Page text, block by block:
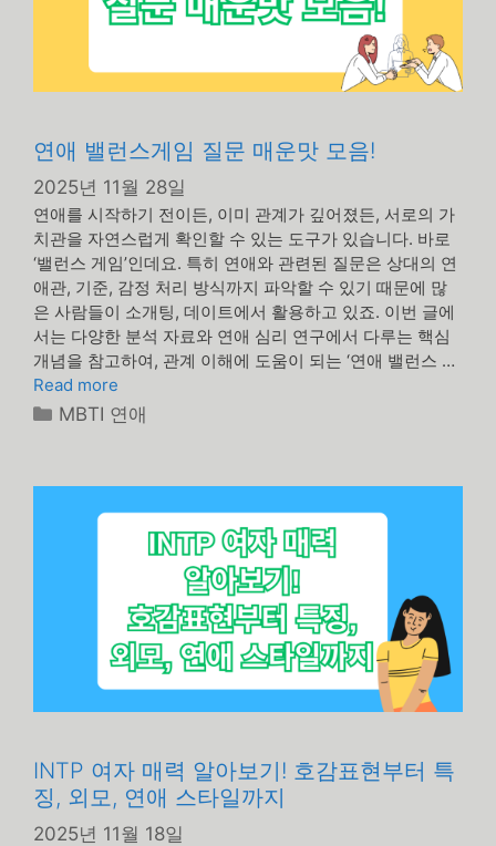
연애 밸런스게임 질문 매운맛 모음!
2025년 11월 28일
연애를 시작하기 전이든, 이미 관계가 깊어졌든, 서로의 가
치관을 자연스럽게 확인할 수 있는 도구가 있습니다. 바로
‘밸런스 게임’인데요. 특히 연애와 관련된 질문은 상대의 연
애관, 기준, 감정 처리 방식까지 파악할 수 있기 때문에 많
은 사람들이 소개팅, 데이트에서 활용하고 있죠. 이번 글에
서는 다양한 분석 자료와 연애 심리 연구에서 다루는 핵심
개념을 참고하여, 관계 이해에 도움이 되는 ‘연애 밸런스 …
Read more
카
리
MBTI 연애
INTP 여자 매력 알아보기! 호감표현부터 특
징, 외모, 연애 스타일까지
2025년 11월 18일